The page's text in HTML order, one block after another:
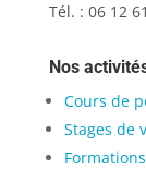
Tél. : 06 12
Nos
Cours de
Stages de